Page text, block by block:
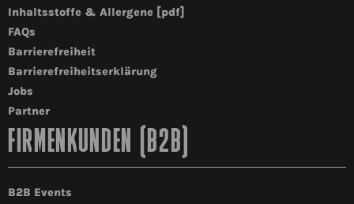
Inhaltsstoffe & Allergene [pdf]
FAQs
Barrierefreiheit
Barrierefreiheitserklärung
Jobs
Partner
FIRMENKUNDEN (B2B)
B2B Events